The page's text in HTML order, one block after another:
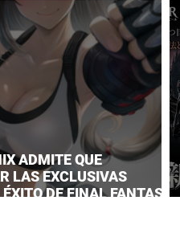
ADMITE QUE
LAS EXCLUSIVAS
DE FINAL FANTASY